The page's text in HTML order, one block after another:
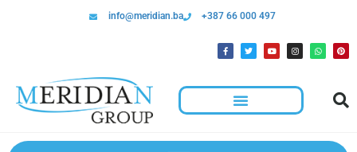
info@meridian.ba +387 66 000 497